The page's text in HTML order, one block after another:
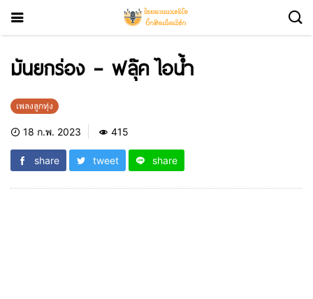
มันยกร่อง – ฟลุ๊ค ไอน้ำ
เพลงลูกทุ่ง
18 ก.พ. 2023 415
share tweet share